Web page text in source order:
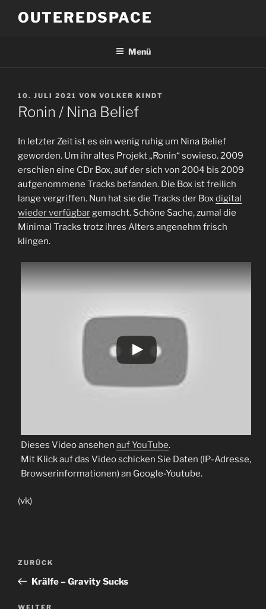
InhaltOUTEREDSPACE
Menü
VERÖFFENTLICHT
AM
10. JULI 2021 VON VOLKER KINDT
Ronin / Nina Belief
In letzter Zeit ist es ein wenig ruhig um Nina Belief
geworden. Um ihr altes Projekt „Ronin“ sowieso. 2009
erschien eine CDr Box, auf der sich von 2004 bis 2009
aufgenommene Tracks befanden. Die Box ist freilich
lange vergriffen. Nun hat sie die Tracks der Boxdigital
wieder verfügbargemacht. Schöne Sache, zumal die
Minimal Tracks trotz ihres Alters angenehm frisch
klingen.
Dieses Video ansehen auf YouTube.
Mit Klick auf das Video schicken Sie Daten (IP-Adresse,
Browserinformationen) an Google-Youtube.
(vk)
Beitragsnavigation
Vorheriger
Beitrag
ZURÜCK
Krälfe – Gravity Sucks